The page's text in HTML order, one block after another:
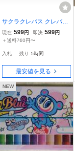
サクラクレパス クレパス
太巻12色(ゴム紐付) LP12
R 00065039
現在 599円 即決 599円
＋送料760円〜
入札 - 残り 5時間
最安値を見る
NEW